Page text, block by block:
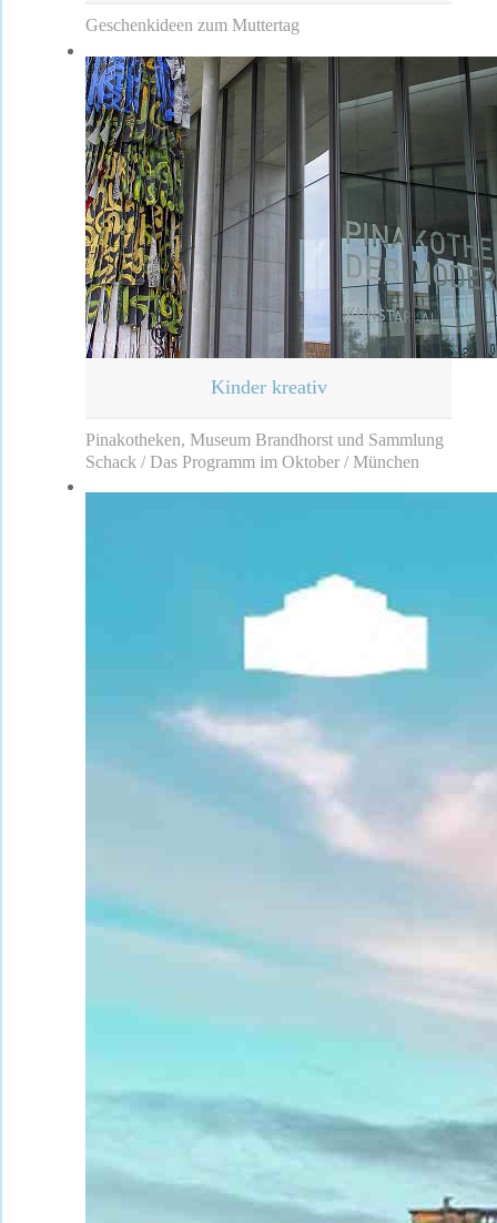
Geschenkideen zum Muttertag
Kinder kreativ
Pinakotheken, Museum Brandhorst und Sammlung
Schack / Das Programm im Oktober / München